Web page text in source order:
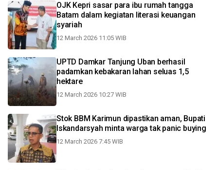
OJK Kepri sasar para ibu rumah tangga
Batam dalam kegiatan literasi keuangan
syariah
12 March 2026 11:05 WIB
UPTD Damkar Tanjung Uban berhasil
padamkan kebakaran lahan seluas 1,5
hektare
12 March 2026 10:27 WIB
Stok BBM Karimun dipastikan aman, Bupati
Iskandarsyah minta warga tak panic buying
12 March 2026 7:45 WIB